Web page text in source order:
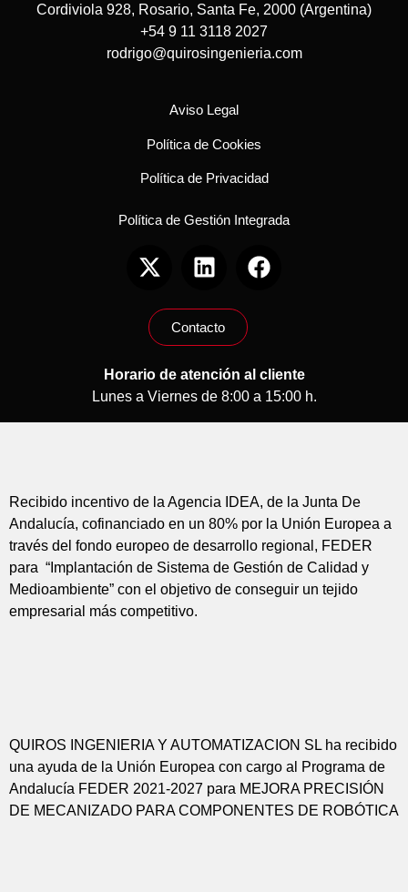
Cordiviola 928, Rosario, Santa Fe, 2000 (Argentina)
+54 9 11 3118 2027
rodrigo@quirosingenieria.com
Aviso Legal
Política de Cookies
Política de Privacidad
Política de Gestión Integrada
Contacto
Horario de atención al cliente
Lunes a Viernes de 8:00 a 15:00 h.
Recibido incentivo de la Agencia IDEA, de la Junta De
Andalucía, cofinanciado en un 80% por la Unión Europea a
través del fondo europeo de desarrollo regional, FEDER
para “Implantación de Sistema de Gestión de Calidad y
Medioambiente” con el objetivo de conseguir un tejido
empresarial más competitivo.
QUIROS INGENIERIA Y AUTOMATIZACION SL ha recibido
una ayuda de la Unión Europea con cargo al Programa de
Andalucía FEDER 2021-2027 para MEJORA PRECISIÓN
DE MECANIZADO PARA COMPONENTES DE ROBÓTICA